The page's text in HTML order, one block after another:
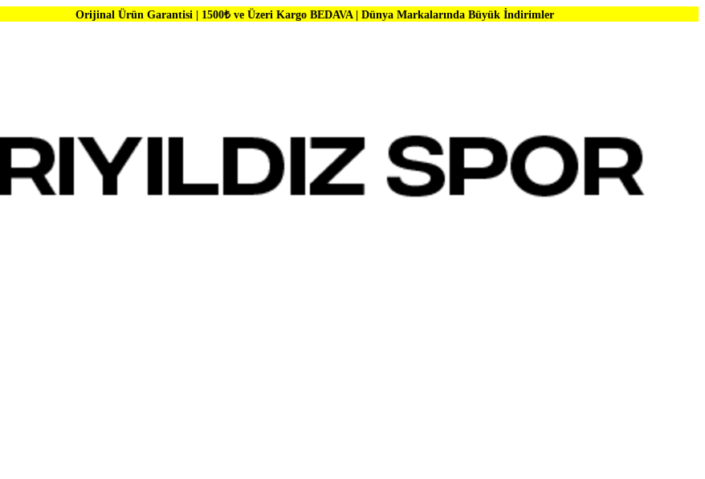
Orijinal Ürün Garantisi | 1500₺ ve Üzeri Kargo BEDAVA | Dünya Markalarında Büyük İndirimler